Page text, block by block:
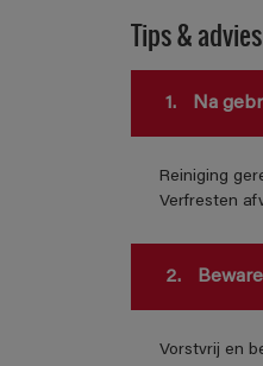
Tips & advies
1. Na
Reiniging
Verfresten
2.
Vorstvrij en